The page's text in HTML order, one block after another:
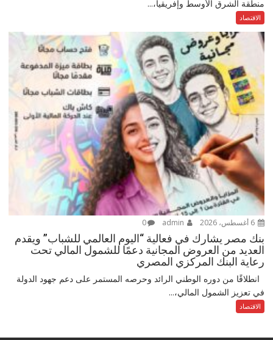
منطقة الشرق الأوسط وإفريقيا،...
الاقتصاد
6 أغسطس، 2026 0
بنك مصر يشارك في فعالية “اليوم العالمي للشباب” ويقدم
العديد من العروض المجانية دعمًا للشمول المالي تحت
رعاية البنك المركزي المصري
انطلاقًا من دوره الوطني الرائد وحرصه المستمر على دعم جهود الدولة
في تعزيز الشمول المالي،...
الاقتصاد